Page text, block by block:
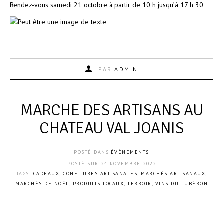
Rendez-vous samedi 21 octobre à partir de 10 h jusqu’à 17 h 30
PAR ADMIN
MARCHE DES ARTISANS AU
CHATEAU VAL JOANIS
POSTÉ DANS ÉVÈNEMENTS
POSTÉ SUR
24 NOVEMBRE 2022
TAGS: CADEAUX, CONFITURES ARTISANALES, MARCHÉS ARTISANAUX,
MARCHÉS DE NOËL, PRODUITS LOCAUX, TERROIR , VINS DU LUBÉRON